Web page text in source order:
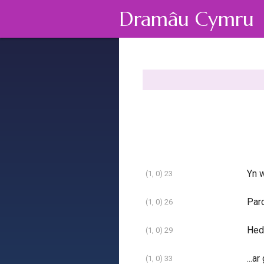
Dramâu Cymru
(1, 0) 23 Yn
(1, 0) 26
(1, 0) 29
(1, 0) 33